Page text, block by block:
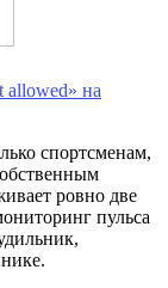
на
спортсменам,
ровно две
пульса